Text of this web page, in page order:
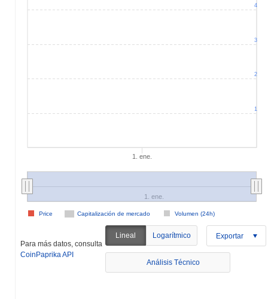
1. ene.
Capitalización de mercado Volumen (24h)
Price
1. ene.
1
2
3
4
Para más datos, consulta
CoinPaprika API
Lineal Logarítmico Exportar
Análisis Técnico